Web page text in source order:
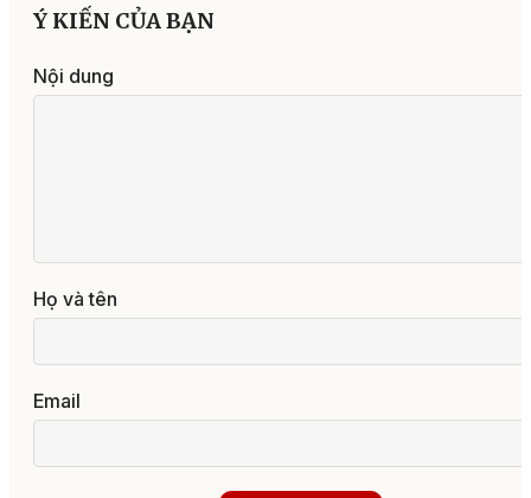
Ý KIẾN CỦA BẠN
Nội dung
Họ và tên
Email